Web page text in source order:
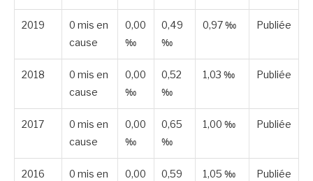
2019
0 mis en
cause
0,00
‰
0,49
‰
0,97 ‰ Publiée
2018
0 mis en
cause
0,00
‰
0,52
‰
1,03 ‰ Publiée
2017
0 mis en
cause
0,00
‰
0,65
‰
1,00 ‰ Publiée
2016
0 mis en
0,00
0,59
1,05 ‰ Publiée